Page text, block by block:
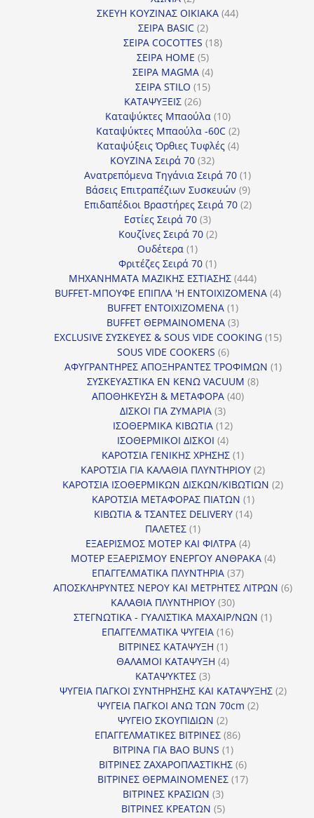
προϊόντα
ΣΚΕΥΗ ΚΟΥΖΙΝΑΣ ΟΙΚΙΑΚΑ 4444
ΣΕΙΡΑ BASIC 22
προϊόντα
ΣΕΙΡΑ COCOTTES 1818
ΣΕΙΡΑ HOME 55
προϊόντα
ΣΕΙΡΑ MAGMA 44
προϊόντα
ΣΕΙΡΑ STILO 1515
ΚΑΤΑΨΥΞΕΙΣ 2626
προϊόντα
Καταψύκτες Μπαούλα 1010
προϊόντα
Καταψύκτες Μπαούλα -60C 22
προϊόντα
Καταψύξεις Όρθιες Τυφλές 44
ΚΟΥΖΙΝΑ Σειρά 70 3232
προϊόντα
Ανατρεπόμενα Τηγάνια Σειρά 70 11
προϊόν
Βάσεις Επιτραπέζιων Συσκευών 99
προϊόντα
Επιδαπέδιοι Βραστήρες Σειρά 70 22
Εστίες Σειρά 70 33
προϊόντα
Κουζίνες Σειρά 70 22
Ουδέτερα 11
προϊόν
Φριτέζες Σειρά 70 11
προϊόν
ΜΗΧΑΝΗΜΑΤΑ ΜΑΖΙΚΗΣ ΕΣΤΙΑΣΗΣ 444444
προϊόντα
BUFFET-ΜΠΟΥΦΕ ΕΠΙΠΛΑ 'Η ΕΝΤΟΙΧΙΖΟΜΕΝΑ 44
BUFFET ΕΝΤΟΙΧΙΖΟΜΕΝΑ 11
προϊόν
BUFFET ΘΕΡΜΑΙΝΟΜΕΝΑ 33
προϊόντα
EXCLUSIVE ΣΥΣΚΕΥΕΣ & SOUS VIDE COOKING 1515
SOUS VIDE COOKERS 66
προϊόντα
ΑΦΥΓΡΑΝΤΗΡΕΣ ΑΠΟΞΗΡΑΝΤΕΣ ΤΡΟΦΙΜΩΝ 11
ΣΥΣΚΕΥΑΣΤΙΚΑ ΕΝ ΚΕΝΩ VACUUM 88
ΑΠΟΘΗΚΕΥΣΗ & ΜΕΤΑΦΟΡΑ 4040
ΔΙΣΚΟΙ ΓΙΑ ΖΥΜΑΡΙΑ 33
προϊόντα
ΙΣΟΘΕΡΜΙΚΑ ΚΙΒΩΤΙΑ 1212
ΙΣΟΘΕΡΜΙΚΟΙ ΔΙΣΚΟΙ 44
προϊόντα
ΚΑΡΟΤΣΙΑ ΓΕΝΙΚΗΣ ΧΡΗΣΗΣ 11
προϊόν
ΚΑΡΟΤΣΙΑ ΓΙΑ ΚΑΛΑΘΙΑ ΠΛΥΝΤΗΡΙΟΥ 22
προϊόντα
ΚΑΡΟΤΣΙΑ ΙΣΟΘΕΡΜΙΚΩΝ ΔΙΣΚΩΝ/ΚΙΒΩΤΙΩΝ 22
ΚΑΡΟΤΣΙΑ ΜΕΤΑΦΟΡΑΣ ΠΙΑΤΩΝ 11
προϊόν
ΚΙΒΩΤΙΑ & ΤΣΑΝΤΕΣ DELIVERY 1414
ΠΑΛΕΤΕΣ 11
προϊόν
ΕΞΑΕΡΙΣΜΟΣ ΜΟΤΕΡ ΚΑΙ ΦΙΛΤΡΑ 44
προϊόντα
ΜΟΤΕΡ ΕΞΑΕΡΙΣΜΟΥ ΕΝΕΡΓΟΥ ΑΝΘΡΑΚΑ 44
ΕΠΑΓΓΕΛΜΑΤΙΚΑ ΠΛΥΝΤΗΡΙΑ 3737
προϊόντα
ΑΠΟΣΚΛΗΡΥΝΤΕΣ ΝΕΡΟΥ ΚΑΙ ΜΕΤΡΗΤΕΣ ΛΙΤΡΩΝ 66
ΚΑΛΑΘΙΑ ΠΛΥΝΤΗΡΙΟΥ 3030
προϊόντα
ΣΤΕΓΝΩΤΙΚΑ - ΓΥΑΛΙΣΤΙΚΑ ΜΑΧΑΙΡ/ΝΩΝ 11
ΕΠΑΓΓΕΛΜΑΤΙΚΑ ΨΥΓΕΙΑ 1616
ΒΙΤΡΙΝΕΣ ΚΑΤΑΨΥΞΗ 11
προϊόν
ΘΑΛΑΜΟΙ ΚΑΤΑΨΥΞΗ 44
ΚΑΤΑΨΥΚΤΕΣ 33
προϊόντα
ΨΥΓΕΙΑ ΠΑΓΚΟΙ ΣΥΝΤΗΡΗΣΗΣ ΚΑΙ ΚΑΤΑΨΥΞΗΣ 22
ΨΥΓΕΙΑ ΠΑΓΚΟΙ ΑΝΩ ΤΩΝ 70cm 22
ΨΥΓΕΙΟ ΣΚΟΥΠΙΔΙΩΝ 22
προϊόντα
ΕΠΑΓΓΕΛΜΑΤΙΚΕΣ ΒΙΤΡΙΝΕΣ 8686
ΒΙΤΡΙΝΑ ΓΙΑ BAO BUNS 11
προϊόν
ΒΙΤΡΙΝΕΣ ΖΑΧΑΡΟΠΛΑΣΤΙΚΗΣ 66
προϊόντα
ΒΙΤΡΙΝΕΣ ΘΕΡΜΑΙΝΟΜΕΝΕΣ 1717
ΒΙΤΡΙΝΕΣ ΚΡΑΣΙΩΝ 33
προϊόντα
ΒΙΤΡΙΝΕΣ ΚΡΕΑΤΩΝ 55